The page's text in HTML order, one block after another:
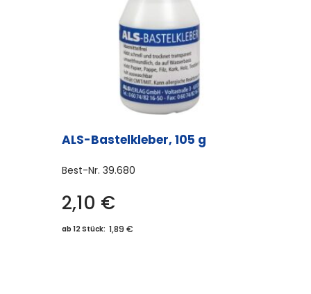
ALS-Bastelkleber, 105 g
Best-Nr. 39.680
2,10 €
ab 12 Stück: 1,89 €